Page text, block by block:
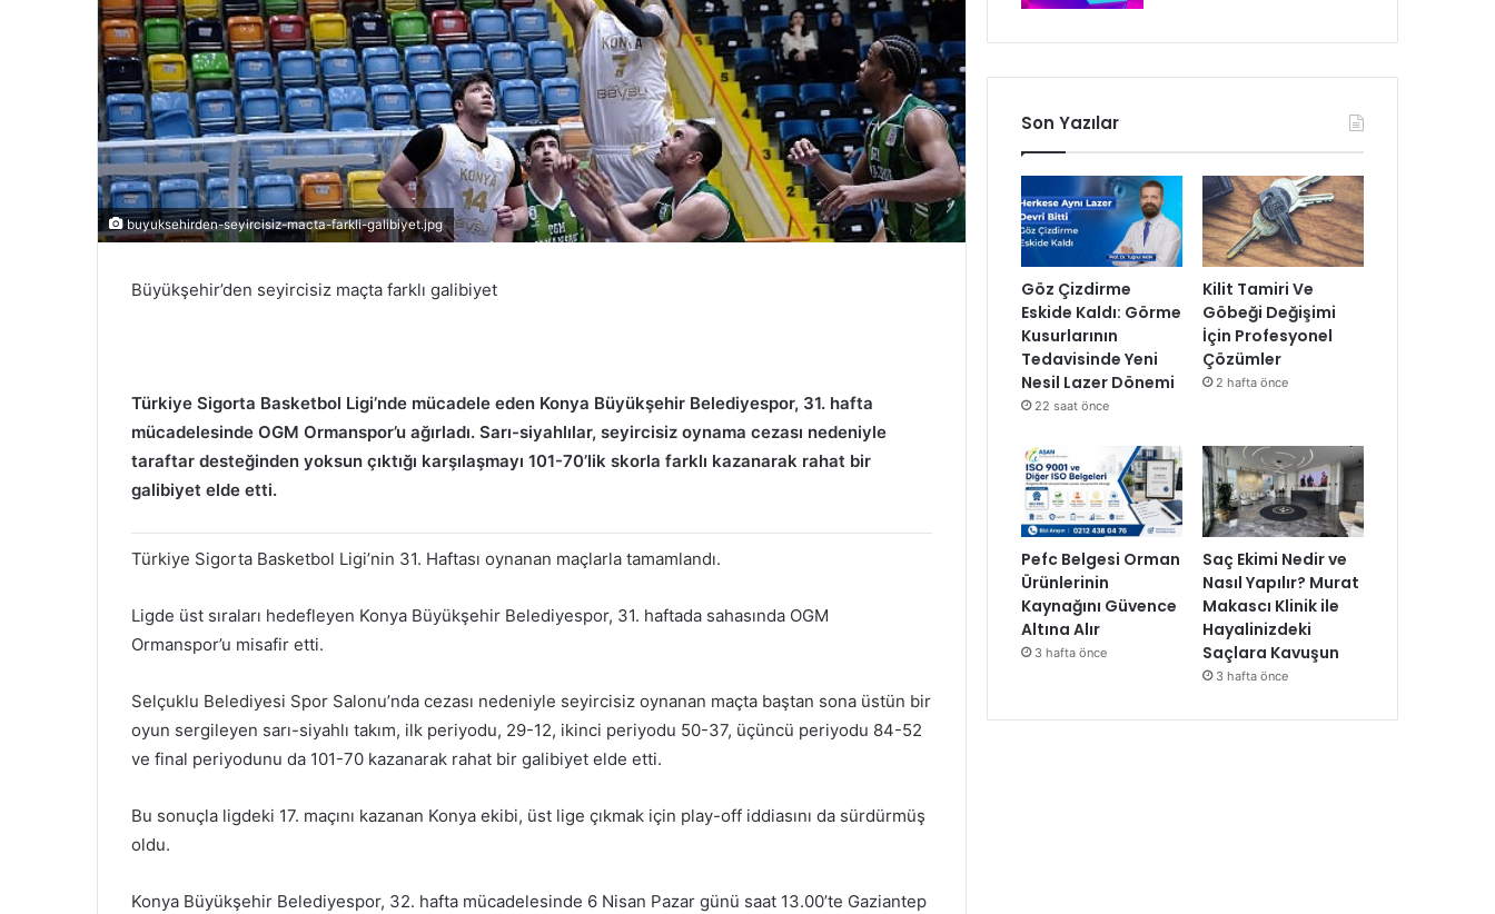
r
m
e
k
buyuksehirden-seyircisiz-macta-farkli-galibiyet.jpg
Büyükşehir’den seyircisiz maçta farklı galibiyet
Türkiye Sigorta Basketbol Ligi’nde mücadele eden Konya Büyükşehir Belediyespor, 31. hafta
mücadelesinde OGM Ormanspor’u ağırladı. Sarı-siyahlılar, seyircisiz oynama cezası nedeniyle
taraftar desteğinden yoksun çıktığı karşılaşmayı 101-70’lik skorla farklı kazanarak rahat bir
galibiyet elde etti.
Türkiye Sigorta Basketbol Ligi’nin 31. Haftası oynanan maçlarla tamamlandı.
Ligde üst sıraları hedefleyen Konya Büyükşehir Belediyespor, 31. haftada sahasında OGM
Ormanspor’u misafir etti.
Selçuklu Belediyesi Spor Salonu’nda cezası nedeniyle seyircisiz oynanan maçta baştan sona üstün bir
oyun sergileyen sarı-siyahlı takım, ilk periyodu, 29-12, ikinci periyodu 50-37, üçüncü periyodu 84-52
ve final periyodunu da 101-70 kazanarak rahat bir galibiyet elde etti.
Bu sonuçla ligdeki 17. maçını kazanan Konya ekibi, üst lige çıkmak için play-off iddiasını da sürdürmüş
oldu.
Konya Büyükşehir Belediyespor, 32. hafta mücadelesinde 6 Nisan Pazar günü saat 13.00’te Gaziantep
Son Yazılar
Göz Çizdirme
Eskide Kaldı: Görme
Kusurlarının
Tedavisinde Yeni
Nesil Lazer Dönemi
22 saat önce
Kilit Tamiri Ve
Göbeği Değişimi
İçin Profesyonel
Çözümler
2 hafta önce
Pefc Belgesi Orman
Ürünlerinin
Kaynağını Güvence
Altına Alır
3 hafta önce
Saç Ekimi Nedir ve
Nasıl Yapılır? Murat
Makascı Klinik ile
Hayalinizdeki
Saçlara Kavuşun
3 hafta önce